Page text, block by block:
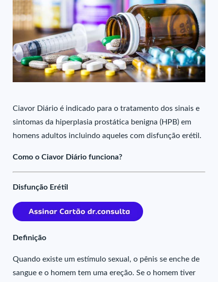
Ciavor Diário é indicado para o tratamento dos sinais e
sintomas da hiperplasia prostática benigna (HPB) em
homens adultos incluindo aqueles com disfunção erétil.
Como o Ciavor Diário funciona?
Disfunção Erétil
Definição
Quando existe um estímulo sexual, o pênis se enche de
sangue e o homem tem uma ereção. Se o homem tiver